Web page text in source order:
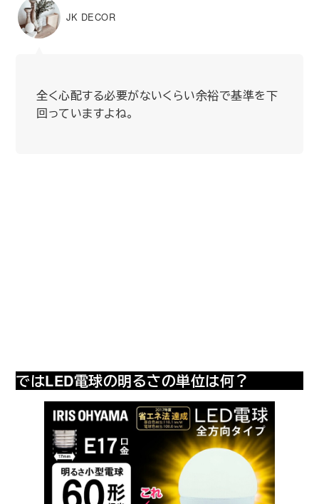
JK DECOR
全く心配する必要がないくらい余裕で基準を下
回っていますよね。
ではLED電球の明るさの単位は何？